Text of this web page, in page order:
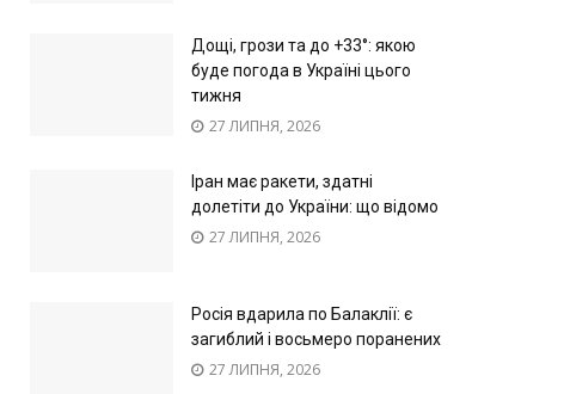
Дощі, грози та до +33°: якою
буде погода в Україні цього
тижня
27 ЛИПНЯ, 2026
Іран має ракети, здатні
долетіти до України: що відомо
27 ЛИПНЯ, 2026
Росія вдарила по Балаклії: є
загиблий і восьмеро поранених
27 ЛИПНЯ, 2026